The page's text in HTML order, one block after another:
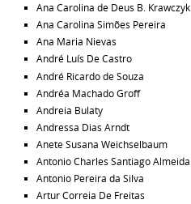
Ana Carolina de Deus B. Krawczyk
Ana Carolina Simões Pereira
Ana Maria Nievas
André Luís De Castro
André Ricardo de Souza
Andréa Machado Groff
Andreia Bulaty
Andressa Dias Arndt
Anete Susana Weichselbaum
Antonio Charles Santiago Almeida
Antonio Pereira da Silva
Artur Correia De Freitas